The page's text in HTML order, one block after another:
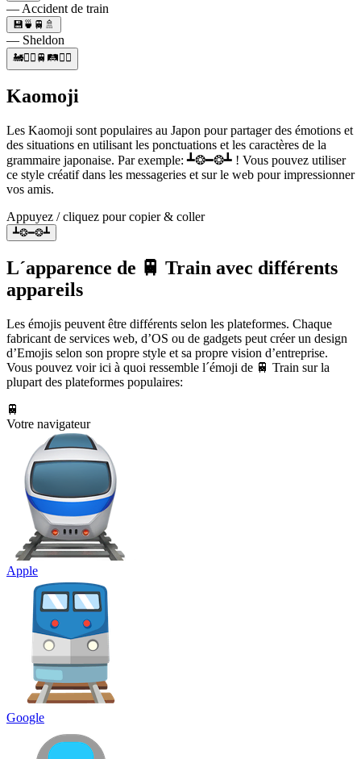
— Accident de train
💾🍵🚆🚿
— Sheldon
🚂👨‍✈️🚆🛤️👷‍♂️
Kaomoji
Les Kaomoji sont populaires au Japon pour partager des émotions et
des situations en utilisant les ponctuations et les caractères de la
grammaire japonaise. Par exemple: ┻❂━❂┻ ! Vous pouvez utiliser
ce style créatif dans les messageries et sur le web pour impressionner
vos amis.
Appuyez / cliquez pour copier & coller
┻❂━❂┻
L´apparence de 🚆 Train avec différents
appareils
Les émojis peuvent être différents selon les plateformes. Chaque
fabricant de services web, d’OS ou de gadgets peut créer un design
d’Emojis selon son propre style et sa propre vision d’entreprise.
Vous pouvez voir ici à quoi ressemble l´émoji de 🚆 Train sur la
plupart des plateformes populaires:
🚆
Votre navigateur
Apple
Google